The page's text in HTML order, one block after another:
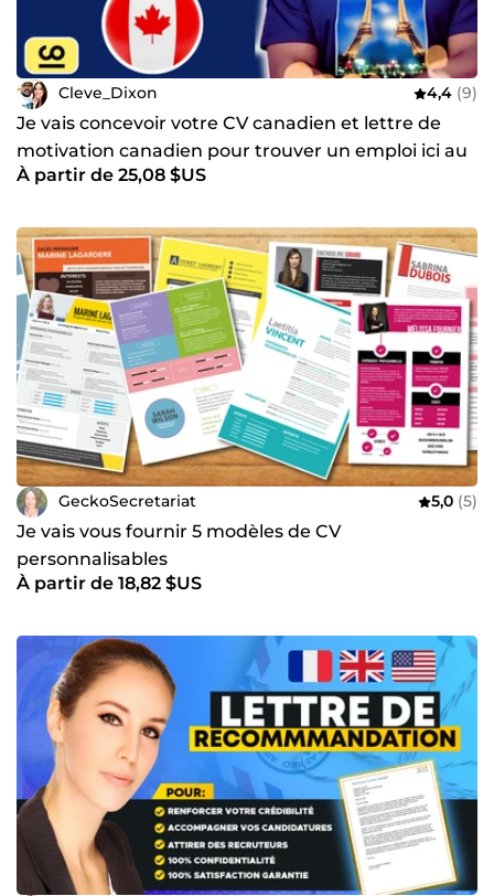
Cleve_Dixon 4,4 (9)
Je vais concevoir votre CV canadien et lettre de
motivation canadien pour trouver un emploi ici au
Canada
À partir de 25,08 $US
GeckoSecretariat 5,0 (5)
Je vais vous fournir 5 modèles de CV
personnalisables
À partir de 18,82 $US